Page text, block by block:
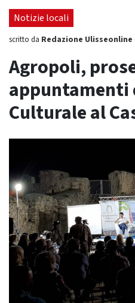
seduta
Notizie locali
scritto da Redazione Ulisseonline
Agropoli,
appuntamenti
Culturale al